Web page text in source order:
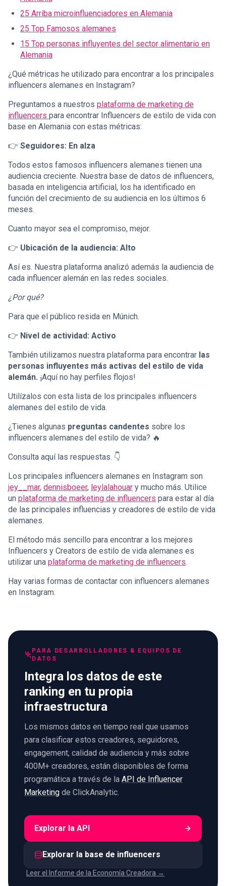
25 Arriba microinfluenciadores en Alemania
25 Top Famosos alemanes
15 Top personas influyentes del sector alimentario en
Alemania
¿Qué métricas he utilizado para encontrar a los principales
influencers alemanes en Instagram?
Preguntamos a nuestros plataforma de marketing de
influencers para encontrar Influencers de estilo de vida con
base en Alemania con estas métricas:
👉 Seguidores: En alza
Todos estos famosos influencers alemanes tienen una
audiencia creciente. Nuestra base de datos de influencers,
basada en inteligencia artificial, los ha identificado en
función del crecimiento de su audiencia en los últimos 6
meses.
Cuanto mayor sea el compromiso, mejor.
👉 Ubicación de la audiencia: Alto
Así es. Nuestra plataforma analizó además la audiencia de
cada influencer alemán en las redes sociales.
¿Por qué?
Para que el público resida en Múnich.
👉 Nivel de actividad: Activo
También utilizamos nuestra plataforma para encontrar las
personas influyentes más activas del estilo de vida
alemán. ¡Aquí no hay perfiles flojos!
Utilízalos con esta lista de los principales influencers
alemanes del estilo de vida.
¿Tienes algunas preguntas candentes sobre los
influencers alemanes del estilo de vida? 🔥
Consulta aquí las respuestas. 👇
Los principales influencers alemanes en Instagram son
jey__mar, dennisboeer, leylalahouar y mucho más. Utilice
un plataforma de marketing de influencers para estar al día
de las principales influencias y creadores de estilo de vida
alemanes.
El método más sencillo para encontrar a los mejores
Influencers y Creators de estilo de vida alemanes es
utilizar una plataforma de marketing de influencers.
Hay varias formas de contactar con influencers alemanes
en Instagram.
PARA DESARROLLADORES & EQUIPOS DE
DATOS
Integra los datos de este
ranking en tu propia
infraestructura
Los mismos datos en tiempo real que usamos
para clasificar estos creadores, seguidores,
engagement, calidad de audiencia y más sobre
400M+ creadores, están disponibles de forma
programática a través de la API de Influencer
Marketing de ClickAnalytic.
Explorar la API
Explorar la base de influencers
Leer el Informe de la Economía Creadora →